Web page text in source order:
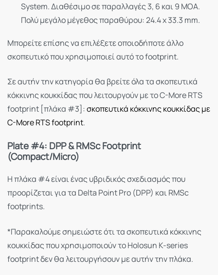
System. Διαθέσιμο σε παραλλαγές 3, 6 και 9 MOA.
Πολύ μεγάλο μέγεθος παραθύρου: 24.4 x 33.3 mm.
Μπορείτε επίσης να επιλέξετε οποιοδήποτε άλλο
σκοπευτικό που χρησιμοποιεί αυτό το footprint.
Σε αυτήν την κατηγορία θα βρείτε όλα τα σκοπευτικά
κόκκινης κουκκίδας που λειτουργούν με το C-More RTS
footprint [πλάκα #3]:σκοπευτικά κόκκινης κουκκίδας με
C-More RTS footprint.
Plate #4: DPP & RMSc Footprint
(Compact/Micro)
Η πλάκα #4 είναι ένας υβριδικός σχεδιασμός που
προορίζεται για τα Delta Point Pro (DPP) και RMSc
footprints.
*Παρακαλούμε σημειώστε ότι τα σκοπευτικά κόκκινης
κουκκίδας που χρησιμοποιούν το Holosun K-series
footprint δεν θα λειτουργήσουν με αυτήν την πλάκα.